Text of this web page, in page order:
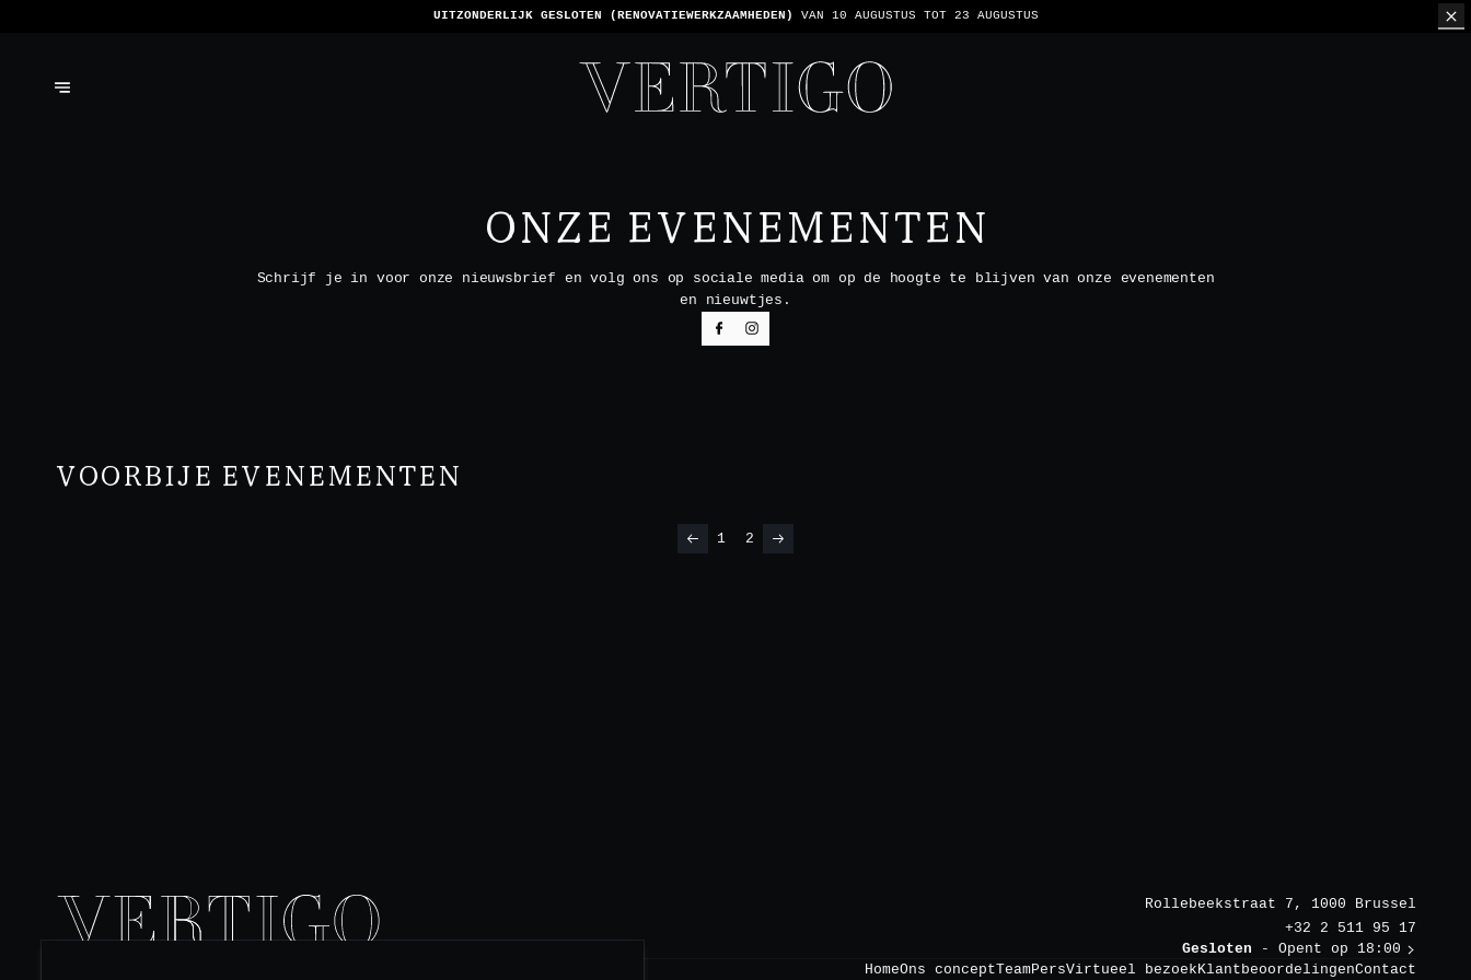
UITZONDERLIJK GESLOTEN (RENOVATIEWERKZAAMHEDEN) VAN 10 AUGUSTUS TOT 23 AUGUSTUS
ONZE EVENEMENTEN
Schrijf je in voor onze nieuwsbrief en volg ons op sociale media om op de hoogte te blijven van onze evenementen
en nieuwtjes.
VOORBIJE EVENEMENTEN
1 2
Rollebeekstraat 7, 1000 Brussel
+32 2 511 95 17
Gesloten - Opent op 18:00
HomeOns conceptTeamPersVirtueel bezoek KlantbeoordelingenContact